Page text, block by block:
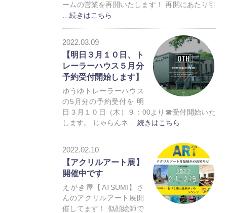
ームの営業を再開いたします！ 再開にあたり引
…続きはこちら
トレーラーハウス
2022.03.09
【明日３月１０日、ト
レーラーハウス５月分
予約受付開始します】
ゆうゆトレーラーハウス
の5月分の予約受付を 明
日３月１０日（木）９：00より☎受付開始いた
します。 じゃらんネ …続きはこちら
2022.02.10
【アクリルアート展】
開催中です
えがき屋【ATSUMI】さ
んのアクリルアート展開
催してます！ 似顔絵師で